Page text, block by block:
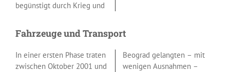
begünstigt durch Krieg und
Fahrzeuge und Transport
In einer ersten Phase traten
zwischen Oktober 2001 und
Beograd gelangten – mit
wenigen Ausnahmen –